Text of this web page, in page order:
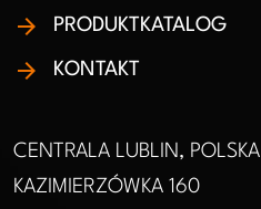
PRODUKTKATALOG
KONTAKT
CENTRALA LUBLIN, POLSKA
KAZIMIERZÓWKA 160